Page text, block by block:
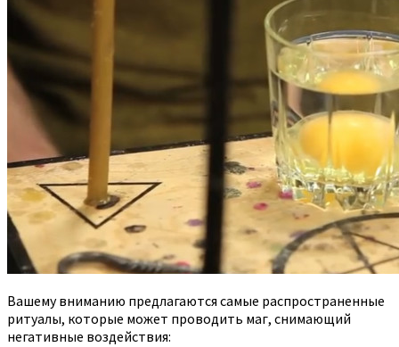
Вашему вниманию предлагаются самые распространенные
ритуалы, которые может проводить маг, снимающий
негативные воздействия: